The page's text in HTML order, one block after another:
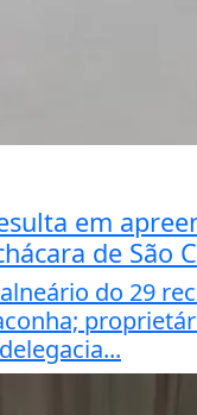
em
de São
do 29